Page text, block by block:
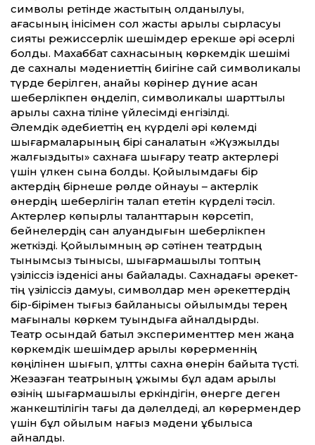
символы ретінде жастықтың қолданылуы,
ағасының інісімен сол жастық арқылы сырласуы
сияқты режиссерлік шешімдер ерекше әрі әсерлі
болды. Махаббат сахнасының көркемдік шешімі
де сахналық мәдениет­тің биігіне сай символикалық
түрде берілген, анайы көрінер дүние асқан
шеберлікпен өңделіп, символикалық шарт­тылық
арқылы сахна тіліне үйлесімді енгізілді.
Әлемдік әдебиет­тің ең күрделі әрі көлемді
шығармаларының бірі саналатын «Жүзжылдық
жалғыздықты» сахнаға шығару театр актерлері
үшін үлкен сынақ болды. Қойылымдағы бір
актердің бірнеше рөлде ойнауы – актерлік
өнердің шеберлігін талап ететін күрделі тәсіл.
Актерлер көпқырлы талант­тарын көрсетіп,
бейнелердің сан алуандығын шеберлікпен
жеткізді. Қойылымның әр сәтінен театрдың
тынымсыз тынысы, шығармашылық топтың
үзіліссіз ізденісі анық байқалады. Сахнадағы әрекет­
тің үзіліссіз дамуы, символдар мен әрекет­тердің
бір-бірімен тығыз байланысы қойылымды терең
мағыналы көркем туындыға айналдырды.
Театр осындай батыл эксперимент­тер мен жаңа
көркемдік шешімдер арқылы көрерменнің
көңілінен шығып, ұлт­тық сахна өнерін байыта түсті.
Жезқазған театрының ұжымы бұл қадам арқылы
өзінің шығармашылық еркіндігін, өнерге деген
жанкештілігін тағы да дәлелдеді, ал көрермендер
үшін бұл қойылым нағыз мәдени құбылысқа
айналды.